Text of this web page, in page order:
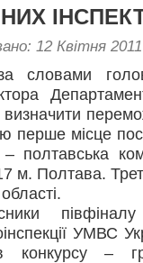
12 Квітня 2011
словами
перше місце
– полтавська
Полтава.
УМВС
конкурсу –